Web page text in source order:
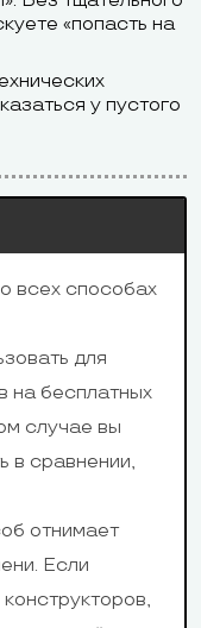
«попасть на
у пустого
всех способах
для
на бесплатных
случае вы
в сравнении,
отнимает
Если